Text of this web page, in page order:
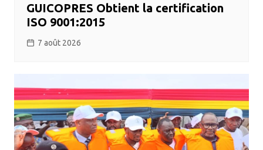
GUICOPRES Obtient la certification
ISO 9001:2015
7 août 2026